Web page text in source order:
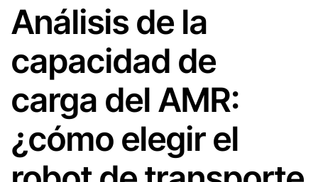
Análisis de la
capacidad de
carga del AMR:
¿cómo elegir el